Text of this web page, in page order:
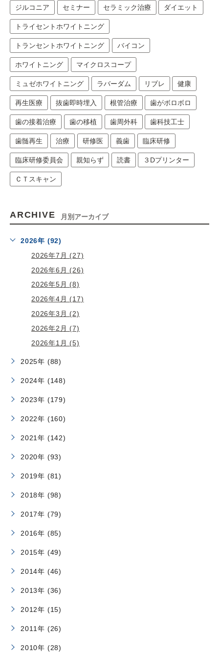
ジルコニア セミナー セラミック治療 ダイエット
トライセントホワイトニング
トランセントホワイトニング バイコン
ホワイトニング マイクロスコープ
ミュゼホワイトニング ラバーダム リブレ 健康
再生医療 抜歯即時埋入 根管治療 歯がボロボロ
歯の接着治療 歯の移植 歯周外科 歯科技工士
歯髄再生 治療 研修医 義歯 臨床研修
臨床研修委員会 親知らず 読書 ３Dプリンター
ＣＴスキャン
ARCHIVE 月別アーカイブ
2026年 (92)
2026年7月 (27)
2026年6月 (26)
2026年5月 (8)
2026年4月 (17)
2026年3月 (2)
2026年2月 (7)
2026年1月 (5)
2025年 (88)
2024年 (148)
2023年 (179)
2022年 (160)
2021年 (142)
2020年 (93)
2019年 (81)
2018年 (98)
2017年 (79)
2016年 (85)
2015年 (49)
2014年 (46)
2013年 (36)
2012年 (15)
2011年 (26)
2010年 (28)